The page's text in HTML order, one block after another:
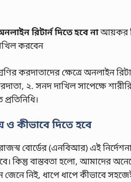
রিটার্ন দিতে হবে নাআয়কর
করবেন
করদাতাদের ক্ষেত্রে অনলাইন
২. সনদ দাখিল সাপেক্ষে
ও কীভাবে দিতে হবে
বোর্ডের (এনবিআর) এই
কিন্তু বাস্তবতা হলো, আমাদের
জেনে নিই, ধাপে ধাপে কীভাবে